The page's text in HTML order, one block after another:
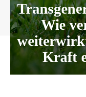
Wie
Kraft